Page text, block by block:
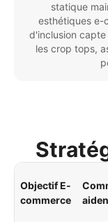
statique
esthétiques e-
d'inclusion
les crop tops,
Objectif E-
commerce